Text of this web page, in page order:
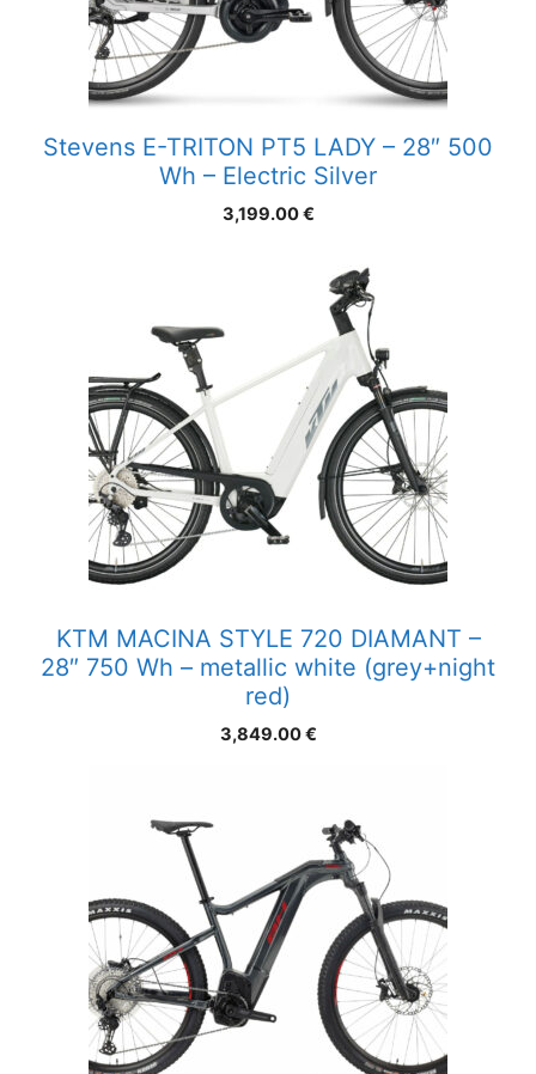
Stevens E-TRITON PT5 LADY – 28″ 500
Wh – Electric Silver
3,199.00€
KTM MACINA STYLE 720 DIAMANT –
28″ 750 Wh – metallic white (grey+night
red)
3,849.00€